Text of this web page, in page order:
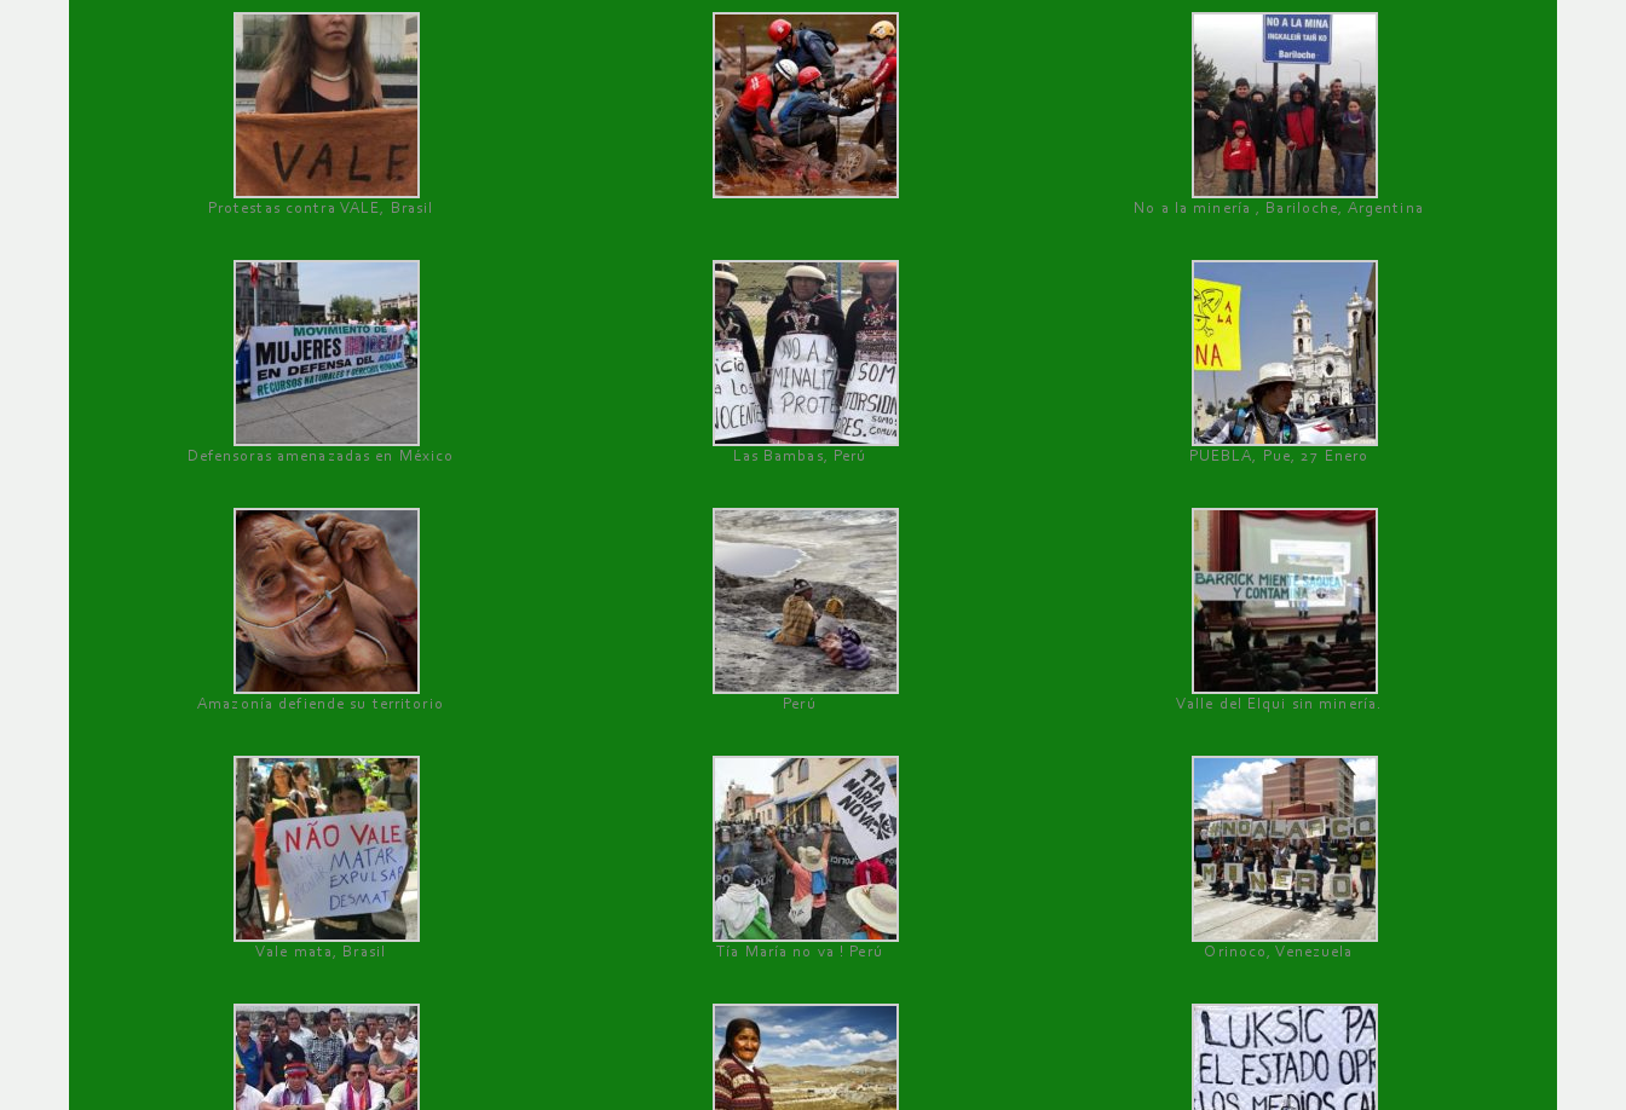
Protestas contra VALE, Brasil No a la minería , Bariloche, Argentina
Defensoras amenazadas en México Las Bambas, Perú PUEBLA, Pue, 27 Enero
Amazonía defiende su territorio Perú Valle del Elqui sin minería.
Vale mata, Brasil Tía María no va ! Perú Orinoco, Venezuela